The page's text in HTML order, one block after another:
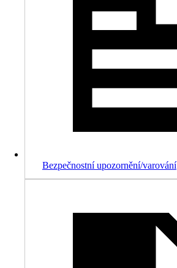
Bezpečnostní upozornění/varování